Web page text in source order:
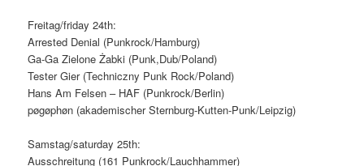
Freitag/friday 24th:
Arrested Denial (Punkrock/Hamburg)
Ga-Ga Zielone Żabki (Punk,Dub/Poland)
Tester Gier (Techniczny Punk Rock/Poland)
Hans Am Felsen – HAF (Punkrock/Berlin)
pøgøphøn (akademischer Sternburg-Kutten-Punk/Leipzig)
Samstag/saturday 25th:
Ausschreitung (161 Punkrock/Lauchhammer)